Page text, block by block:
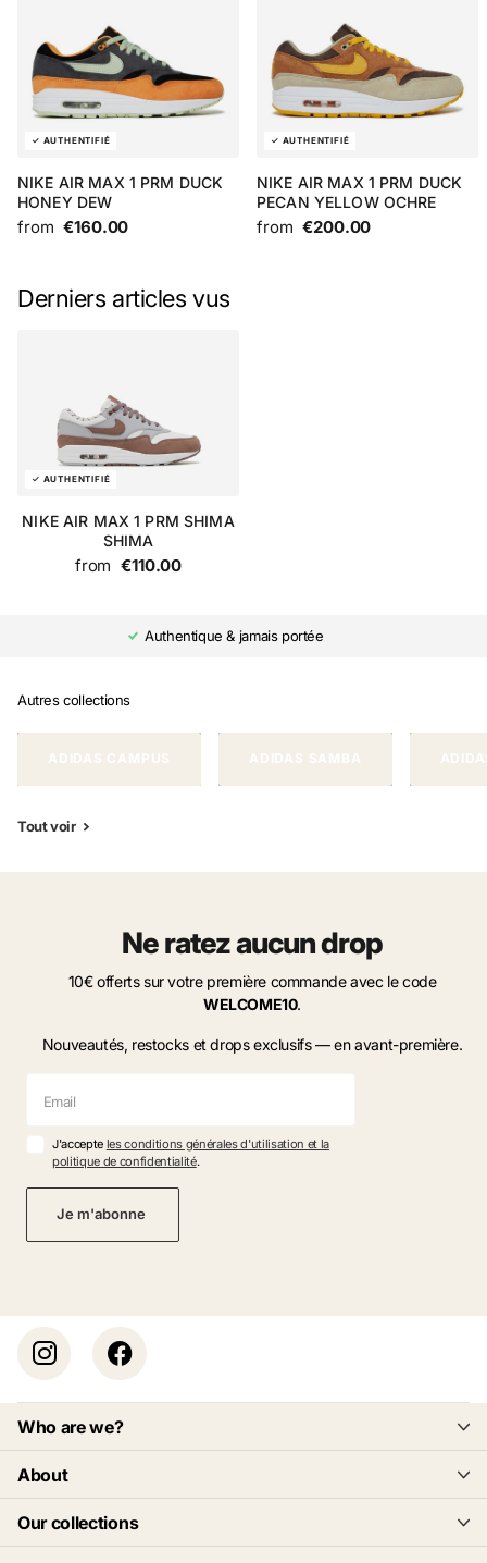
NIKE AIR MAX 1 PRM DUCK
HONEY DEW
from €160.00
NIKE AIR MAX 1 PRM DUCK
PECAN YELLOW OCHRE
from €200.00
Derniers articles vus
NIKE AIR MAX 1 PRM SHIMA
SHIMA
from €110.00
Authentique & jamais portée
Autres collections
Tout voir
Ne ratez aucun drop
10€ offerts sur votre première commande avec le code
WELCOME10.
Nouveautés, restocks et drops exclusifs — en avant-première.
J'accepte les conditions générales d'utilisation et la
politique de confidentialité.
Je m'abonne
Who are we?
About
Our collections